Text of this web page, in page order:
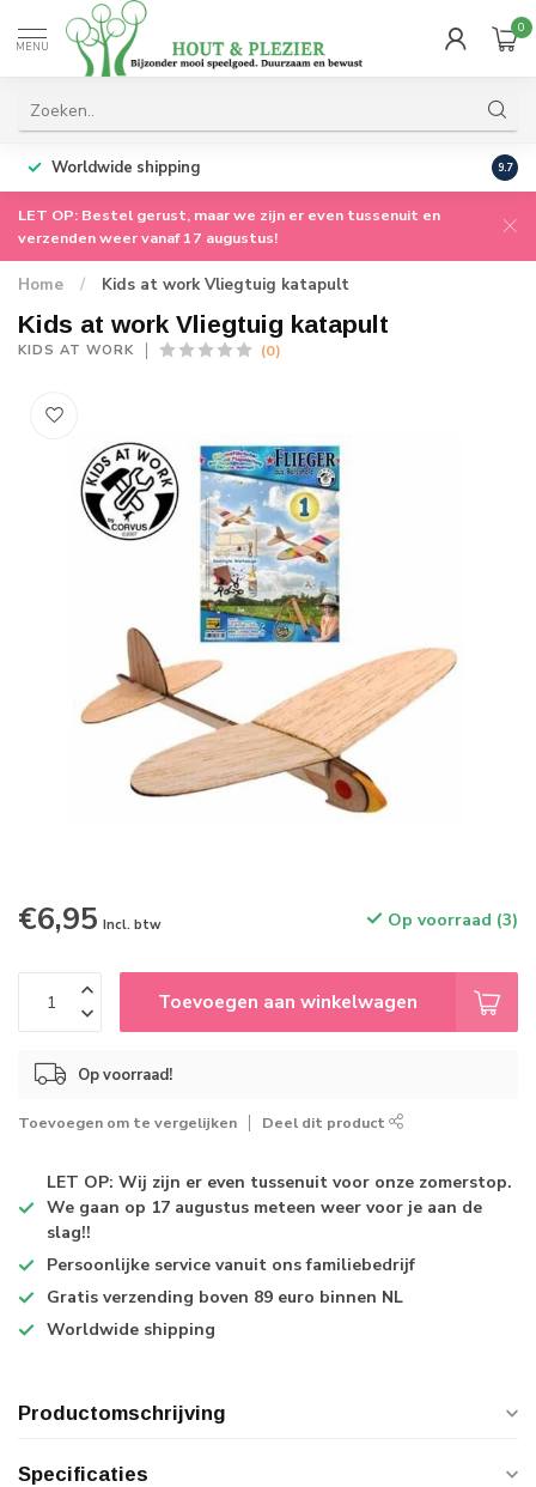
MENU
0
Worldwide shipping 9.7
LET OP: Bestel gerust, maar we zijn er even tussenuit en
verzenden weer vanaf 17 augustus!
Home / Kids at work Vliegtuig katapult
Kids at work Vliegtuig katapult
KIDS AT WORK (0)
€6,95 Incl. btw Op voorraad (3)
Toevoegen aan winkelwagen
Op voorraad!
Toevoegen om te vergelijken Deel dit product
LET OP: Wij zijn er even tussenuit voor onze zomerstop.
We gaan op 17 augustus meteen weer voor je aan de
slag!!
Persoonlijke service vanuit ons familiebedrijf
Gratis verzending boven 89 euro binnen NL
Worldwide shipping
Productomschrijving
Specificaties